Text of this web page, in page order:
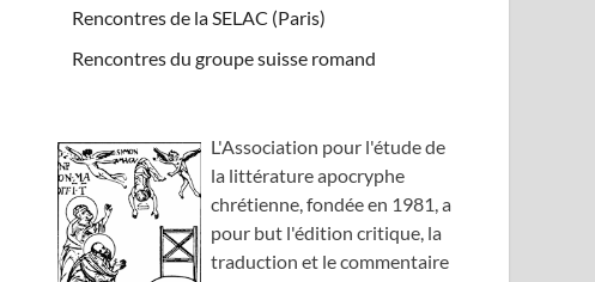
Rencontres de la SELAC (Paris)
Rencontres du groupe suisse romand
L'Association pour l'étude de
la littérature apocryphe
chrétienne, fondée en 1981, a
pour but l'édition critique, la
traduction et le commentaire